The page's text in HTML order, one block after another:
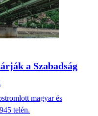
a Szabadság
magyar és
telén.